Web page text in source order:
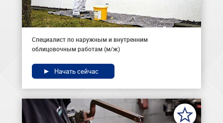
Специалист по наружным и внутренним
облицовочным работам (м/ж)
Начать сейчас